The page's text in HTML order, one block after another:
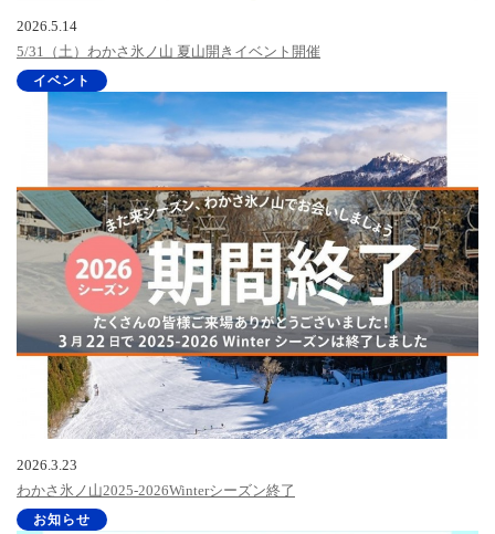
2026.5.14
5/31（土）わかさ氷ノ山 夏山開きイベント開催
イベント
2026.3.23
わかさ氷ノ山2025-2026Winterシーズン終了
お知らせ